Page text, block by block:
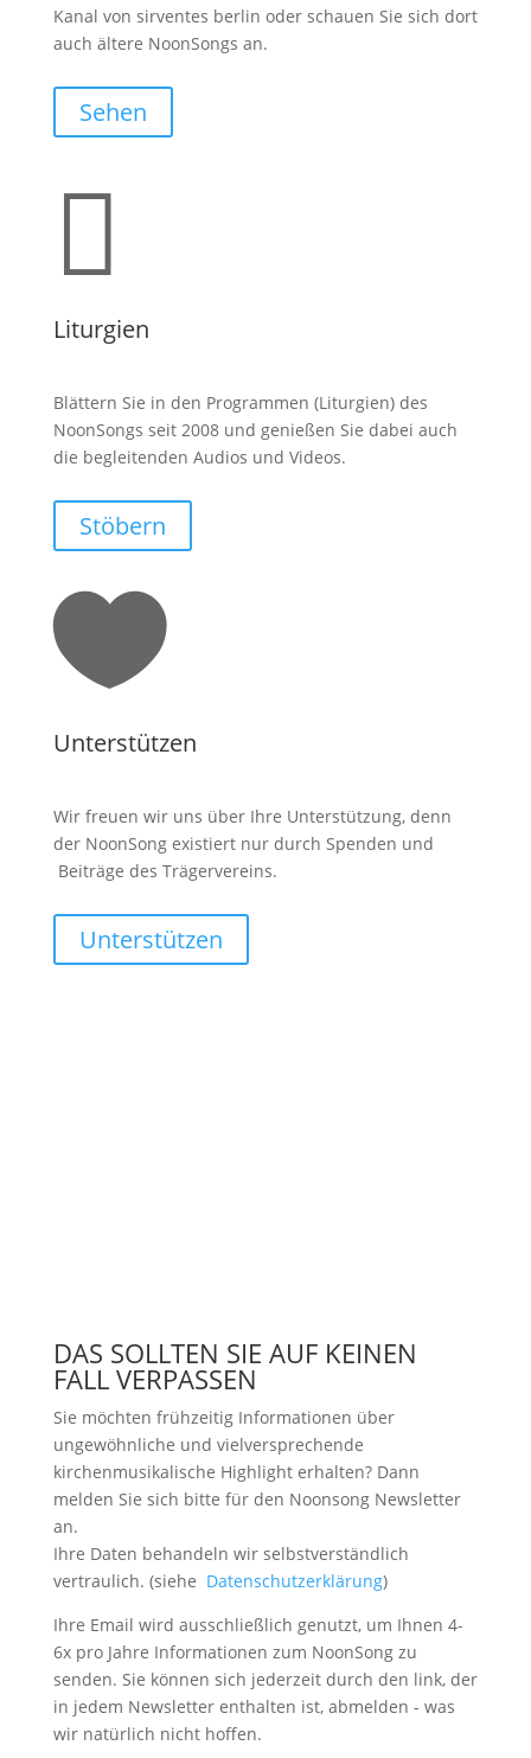
Kanal von sirventes berlin oder schauen Sie sich dort
auch ältere NoonSongs an.
Sehen

Liturgien
Blättern Sie in den Programmen (Liturgien) des
NoonSongs seit 2008 und genießen Sie dabei auch
die begleitenden Audios und Videos.
Stöbern

Unterstützen
Wir freuen wir uns über Ihre Unterstützung, denn
der NoonSong existiert nur durch Spenden und
Beiträge des Trägervereins.
Unterstützen
DAS SOLLTEN SIE AUF KEINEN
FALL VERPASSEN
Sie möchten frühzeitig Informationen über
ungewöhnliche und vielversprechende
kirchenmusikalische Highlight erhalten? Dann
melden Sie sich bitte für den Noonsong Newsletter
an.
Ihre Daten behandeln wir selbstverständlich
vertraulich. (siehe Datenschutzerklärung)
Ihre Email wird ausschließlich genutzt, um Ihnen 4-
6x pro Jahre Informationen zum NoonSong zu
senden. Sie können sich jederzeit durch den link, der
in jedem Newsletter enthalten ist, abmelden - was
wir natürlich nicht hoffen.